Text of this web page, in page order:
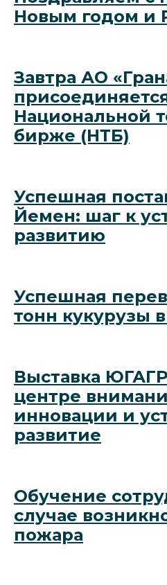
Новым годом и
Завтра АО
Национальной
бирже (НТБ)
Успешная
Йемен: шаг к
развитию
Успешная
тонн кукурузы
Выставка
центре
инновации и
развитие
Обучение
случае
пожара